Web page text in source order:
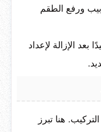
ورفع الطقم
بعد الإزالة لإعداد
هنا تبرز